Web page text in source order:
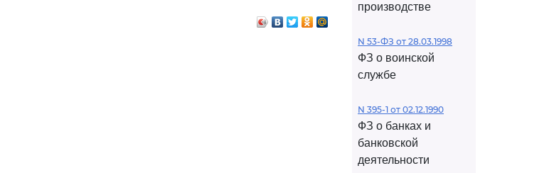
производстве
N 53-ФЗ от 28.03.1998
ФЗ о воинской
службе
N 395-1 от 02.12.1990
ФЗ о банках и
банковской
деятельности